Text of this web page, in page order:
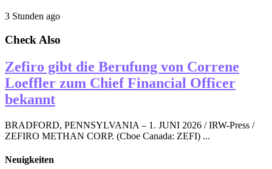
3 Stunden ago
Check Also
Zefiro gibt die Berufung von Correne
Loeffler zum Chief Financial Officer
bekannt
BRADFORD, PENNSYLVANIA – 1. JUNI 2026 / IRW-Press /
ZEFIRO METHAN CORP. (Cboe Canada: ZEFI) ...
Neuigkeiten